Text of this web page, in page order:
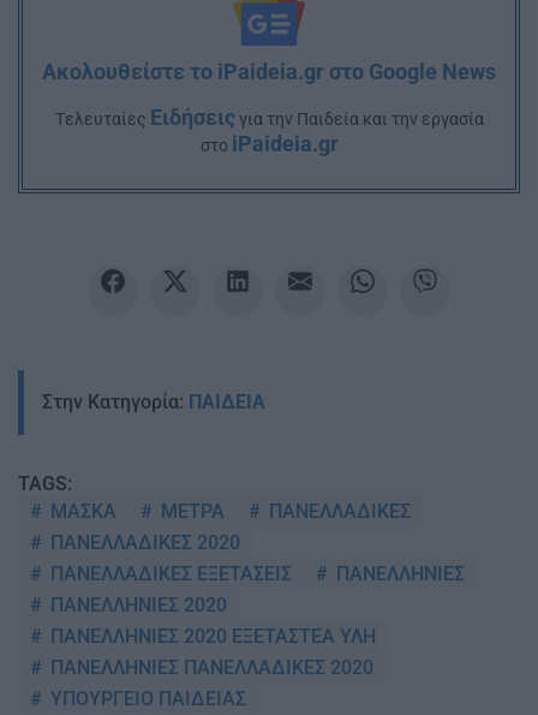
Ακολουθείστε το iPaideia.gr στο Google News
Tελευταίες Ειδήσειςγια την Παιδεία και την εργασία
στο iPaideia.gr
Στην Κατηγορία: ΠΑΙΔΕΙΑ
TAGS:
ΜΑΣΚΑ
ΜΕΤΡΑ
ΠΑΝΕΛΛΑΔΙΚΕΣ
ΠΑΝΕΛΛΑΔΙΚΕΣ 2020
ΠΑΝΕΛΛΑΔΙΚΕΣ ΕΞΕΤΑΣΕΙΣ
ΠΑΝΕΛΛΗΝΙΕΣ
ΠΑΝΕΛΛΗΝΙΕΣ 2020
ΠΑΝΕΛΛΗΝΙΕΣ 2020 ΕΞΕΤΑΣΤΕΑ ΥΛΗ
ΠΑΝΕΛΛΗΝΙΕΣ ΠΑΝΕΛΛΑΔΙΚΕΣ 2020
ΥΠΟΥΡΓΕΙΟ ΠΑΙΔΕΙΑΣ